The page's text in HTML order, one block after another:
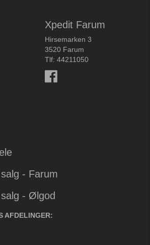
Xpedit Farum
Hirsemarken 3
3520 Farum
Tlf: 44211050
- Farum
- Ølgod
AFDELINGER: